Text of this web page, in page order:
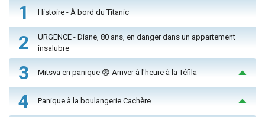
1 Histoire - À bord du Titanic
2
URGENCE - Diane, 80 ans, en danger dans un appartement
insalubre
3 Mitsva en panique 😨 Arriver à l'heure à la Téfila
4 Panique à la boulangerie Cachère